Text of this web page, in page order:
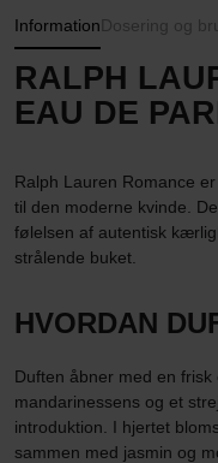
InformationDosering og
RALPH
EAU DE
Ralph Lauren Romance
til den moderne kvinde.
følelsen af autentisk
strålende buket.
HVORDAN
Duften åbner med en
mandarinessens og et
introduktion. I hjertet
sammen med jasmin og